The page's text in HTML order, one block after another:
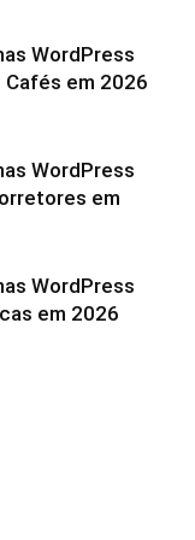
WordPress
em 2026
WordPress
em
WordPress
em 2026